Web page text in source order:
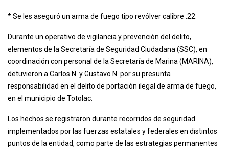
* Se les aseguró un arma de fuego tipo revólver calibre .22.
Durante un operativo de vigilancia y prevención del delito,
elementos de la Secretaría de Seguridad Ciudadana (SSC), en
coordinación con personal de la Secretaría de Marina (MARINA),
detuvieron a Carlos N. y Gustavo N. por su presunta
responsabilidad en el delito de portación ilegal de arma de fuego,
en el municipio de Totolac.
Los hechos se registraron durante recorridos de seguridad
implementados por las fuerzas estatales y federales en distintos
puntos de la entidad, como parte de las estrategias permanentes